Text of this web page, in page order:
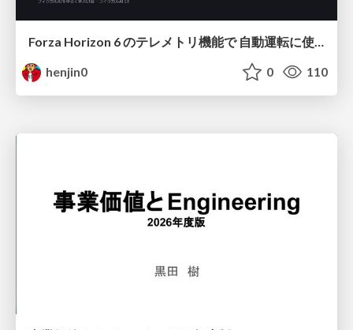
henjin0
0 110